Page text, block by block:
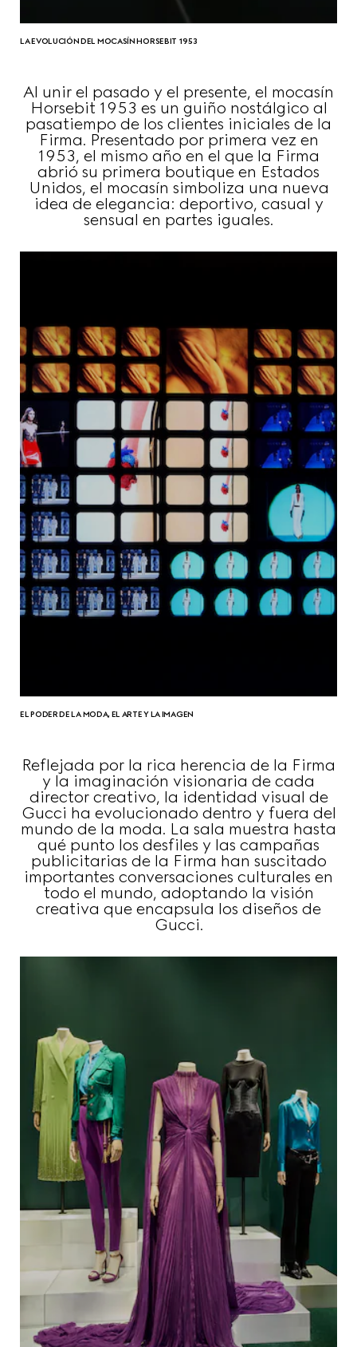
LA EVOLUCIÓN DEL MOCASÍN HORSEBIT 1953
Al unir el pasado y el presente, el mocasín
Horsebit 1953 es un guiño nostálgico al
pasatiempo de los clientes iniciales de la
Firma. Presentado por primera vez en
1953, el mismo año en el que la Firma
abrió su primera boutique en Estados
Unidos, el mocasín simboliza una nueva
idea de elegancia: deportivo, casual y
sensual en partes iguales.
EL PODER DE LA MODA, EL ARTE Y LA IMAGEN
Reflejada por la rica herencia de la Firma
y la imaginación visionaria de cada
director creativo, la identidad visual de
Gucci ha evolucionado dentro y fuera del
mundo de la moda. La sala muestra hasta
qué punto los desfiles y las campañas
publicitarias de la Firma han suscitado
importantes conversaciones culturales en
todo el mundo, adoptando la visión
creativa que encapsula los diseños de
Gucci.